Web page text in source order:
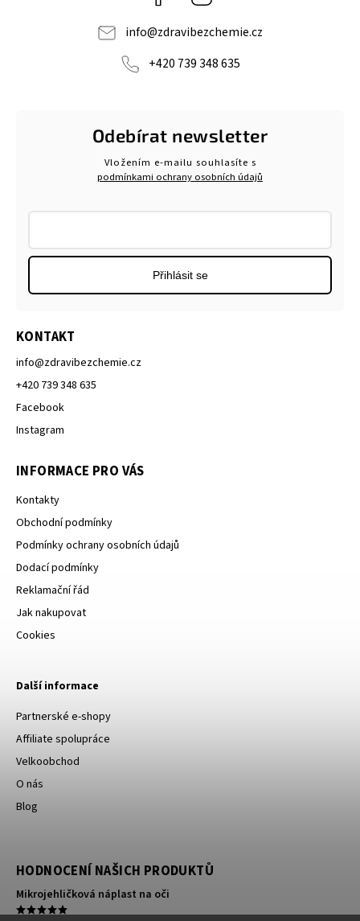
info@zdravibezchemie.cz
+420 739 348 635
KONTAKT
info@zdravibezchemie.cz
+420 739 348 635
Facebook
Instagram
INFORMACE PRO VÁS
Kontakty
Obchodní podmínky
Podmínky ochrany osobních údajů
Dodací podmínky
Reklamační řád
Jak nakupovat
Cookies
Odebírat newsletter
Vložením e-mailu souhlasíte s
podmínkami ochrany osobních údajů
Přihlásit se
Další informace
Partnerské e-shopy
Affiliate spolupráce
Velkoobchod
O nás
Blog
HODNOCENÍ NAŠICH PRODUKTŮ
Mikrojehličková náplast na oči